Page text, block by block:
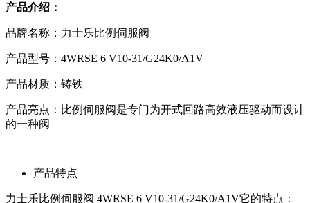
产品介绍：
品牌名称：力士乐比例伺服阀
产品型号：4WRSE 6 V10-31/G24K0/A1V
产品材质：铸铁
产品亮点：比例伺服阀是专门为开式回路高效液压驱动而设计
的一种阀
产品特点
力士乐比例伺服阀 4WRSE 6 V10-31/G24K0/A1V它的特点：